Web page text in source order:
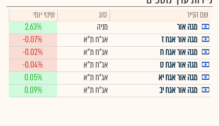
שם הנייר סוג
שינוי יומי
מגה אור
מניה
2.63%
מגה אור אגח ז
אג"ח ת"א
-0.07%
מגה אור אגח ח
אג"ח ת"א
-0.02%
מגה אור אגח ט
אג"ח ת"א
-0.04%
מגה אור אגח יא
אג"ח ת"א
0.05%
מגה אור אגח יב
אג"ח ת"א 0.09%